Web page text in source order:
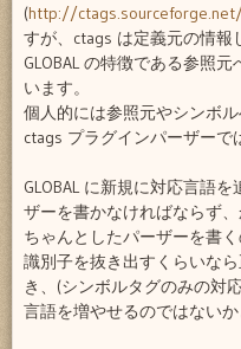
(http://
すが、ctags は定義元の情報
GLOBAL の特徴である参照
います。
個人的には参照元やシンボ
ctags プラグインパーザーで
GLOBAL に新規に対応言語
ザーを書かなければならず
ちゃんとしたパーザーを書
識別子を抜き出すくらいな
き、(シンボルタグのみの対
言語を増やせるのではないか